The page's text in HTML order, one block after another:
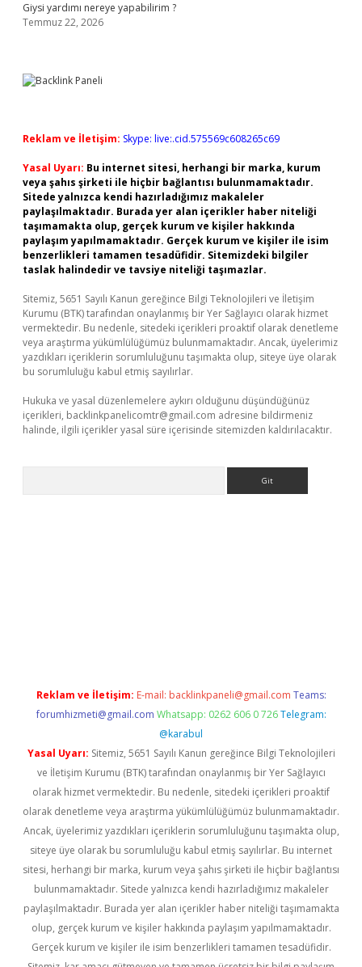
Giysi yardımı nereye yapabilirim ?
Temmuz 22, 2026
Reklam ve İletişim: Skype: live:.cid.575569c608265c69
Yasal Uyarı: Bu internet sitesi, herhangi bir marka, kurum
veya şahıs şirketi ile hiçbir bağlantısı bulunmamaktadır.
Sitede yalnızca kendi hazırladığımız makaleler
paylaşılmaktadır. Burada yer alan içerikler haber niteliği
taşımamakta olup, gerçek kurum ve kişiler hakkında
paylaşım yapılmamaktadır. Gerçek kurum ve kişiler ile isim
benzerlikleri tamamen tesadüfidir. Sitemizdeki bilgiler
taslak halindedir ve tavsiye niteliği taşımazlar.
Sitemiz, 5651 Sayılı Kanun gereğince Bilgi Teknolojileri ve İletişim
Kurumu (BTK) tarafından onaylanmış bir Yer Sağlayıcı olarak hizmet
vermektedir. Bu nedenle, sitedeki içerikleri proaktif olarak denetleme
veya araştırma yükümlülüğümüz bulunmamaktadır. Ancak, üyelerimiz
yazdıkları içeriklerin sorumluluğunu taşımakta olup, siteye üye olarak
bu sorumluluğu kabul etmiş sayılırlar.
Hukuka ve yasal düzenlemelere aykırı olduğunu düşündüğünüz
içerikleri, backlinkpanelicomtr@gmail.com adresine bildirmeniz
halinde, ilgili içerikler yasal süre içerisinde sitemizden kaldırılacaktır.
Reklam ve İletişim: E-mail: backlinkpaneli@gmail.com Teams:
forumhizmeti@gmail.com Whatsapp: 0262 606 0 726 Telegram:
@karabul
Yasal Uyarı: Sitemiz, 5651 Sayılı Kanun gereğince Bilgi Teknolojileri
ve İletişim Kurumu (BTK) tarafından onaylanmış bir Yer Sağlayıcı
olarak hizmet vermektedir. Bu nedenle, sitedeki içerikleri proaktif
olarak denetleme veya araştırma yükümlülüğümüz bulunmamaktadır.
Ancak, üyelerimiz yazdıkları içeriklerin sorumluluğunu taşımakta olup,
siteye üye olarak bu sorumluluğu kabul etmiş sayılırlar. Bu internet
sitesi, herhangi bir marka, kurum veya şahıs şirketi ile hiçbir bağlantısı
bulunmamaktadır. Sitede yalnızca kendi hazırladığımız makaleler
paylaşılmaktadır. Burada yer alan içerikler haber niteliği taşımamakta
olup, gerçek kurum ve kişiler hakkında paylaşım yapılmamaktadır.
Gerçek kurum ve kişiler ile isim benzerlikleri tamamen tesadüfidir.